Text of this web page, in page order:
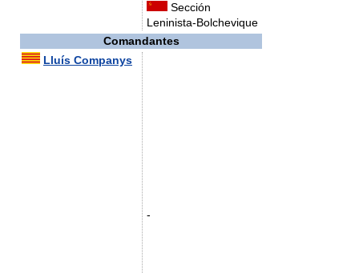
Sección
Leninista-Bolchevique
Comandantes
Lluís Companys
-